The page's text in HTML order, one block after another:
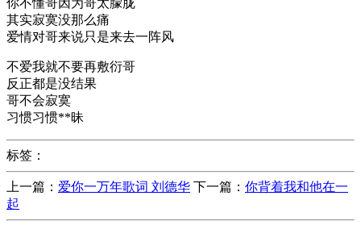
其实寂寞没那么痛
爱情对哥来说只是来去一阵风
不爱我就不要再敷衍哥
反正都是没结果
哥不会寂寞
习惯习惯**昧
标签：
上一篇： 爱你一万年歌词 刘德华 下一篇： 你背着我和他在一
起